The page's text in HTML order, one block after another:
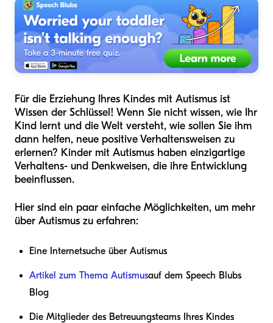
Für die Erziehung Ihres Kindes mit Autismus ist
Wissen der Schlüssel! Wenn Sie nicht wissen, wie Ihr
Kind lernt und die Welt versteht, wie sollen Sie ihm
dann helfen, neue positive Verhaltensweisen zu
erlernen? Kinder mit Autismus haben einzigartige
Verhaltens- und Denkweisen, die ihre Entwicklung
beeinflussen.
Hier sind ein paar einfache Möglichkeiten, um mehr
über Autismus zu erfahren:
Eine Internetsuche über Autismus
Artikel zum Thema Autismusauf dem Speech Blubs
Blog
Die Mitglieder des Betreuungsteams Ihres Kindes